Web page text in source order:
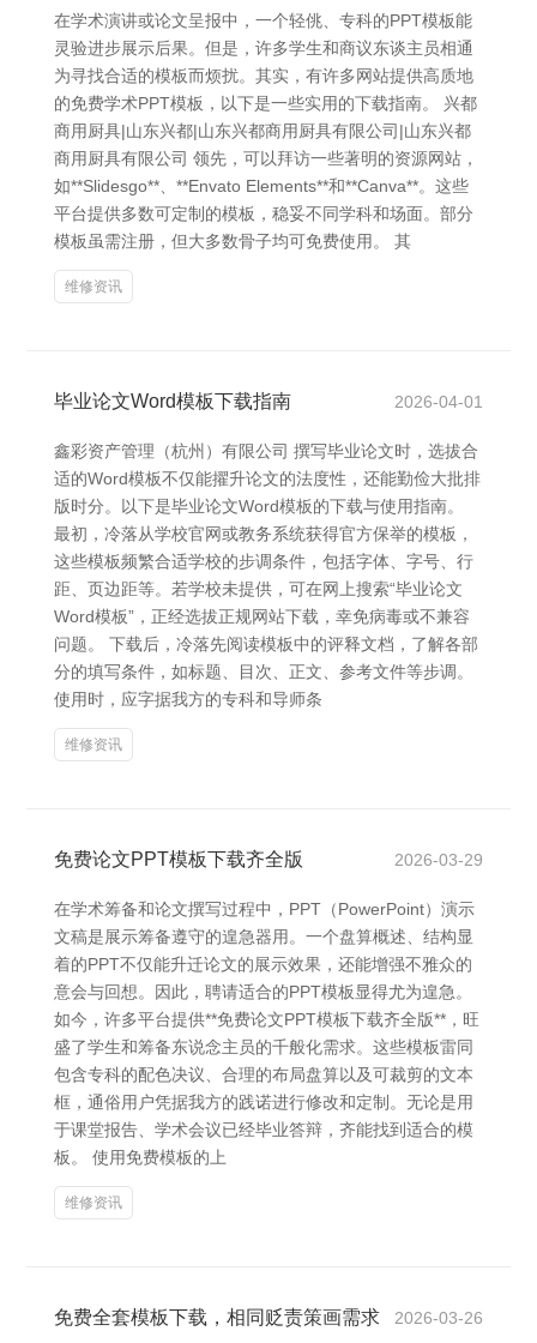
在学术演讲或论文呈报中，一个轻佻、专科的PPT模板能
灵验进步展示后果。但是，许多学生和商议东谈主员相通
为寻找合适的模板而烦扰。其实，有许多网站提供高质地
的免费学术PPT模板，以下是一些实用的下载指南。 兴都
商用厨具|山东兴都|山东兴都商用厨具有限公司|山东兴都
商用厨具有限公司 领先，可以拜访一些著明的资源网站，
如**Slidesgo**、**Envato Elements**和**Canva**。这些
平台提供多数可定制的模板，稳妥不同学科和场面。部分
模板虽需注册，但大多数骨子均可免费使用。 其
维修资讯
毕业论文Word模板下载指南 2026-04-01
鑫彩资产管理（杭州）有限公司 撰写毕业论文时，选拔合
适的Word模板不仅能擢升论文的法度性，还能勤俭大批排
版时分。以下是毕业论文Word模板的下载与使用指南。
最初，冷落从学校官网或教务系统获得官方保举的模板，
这些模板频繁合适学校的步调条件，包括字体、字号、行
距、页边距等。若学校未提供，可在网上搜索“毕业论文
Word模板”，正经选拔正规网站下载，幸免病毒或不兼容
问题。 下载后，冷落先阅读模板中的评释文档，了解各部
分的填写条件，如标题、目次、正文、参考文件等步调。
使用时，应字据我方的专科和导师条
维修资讯
免费论文PPT模板下载齐全版 2026-03-29
在学术筹备和论文撰写过程中，PPT（PowerPoint）演示
文稿是展示筹备遵守的遑急器用。一个盘算概述、结构显
着的PPT不仅能升迁论文的展示效果，还能增强不雅众的
意会与回想。因此，聘请适合的PPT模板显得尤为遑急。
如今，许多平台提供**免费论文PPT模板下载齐全版**，旺
盛了学生和筹备东说念主员的千般化需求。这些模板雷同
包含专科的配色决议、合理的布局盘算以及可裁剪的文本
框，通俗用户凭据我方的践诺进行修改和定制。无论是用
于课堂报告、学术会议已经毕业答辩，齐能找到适合的模
板。 使用免费模板的上
维修资讯
免费全套模板下载，相同贬责策画需求 2026-03-26